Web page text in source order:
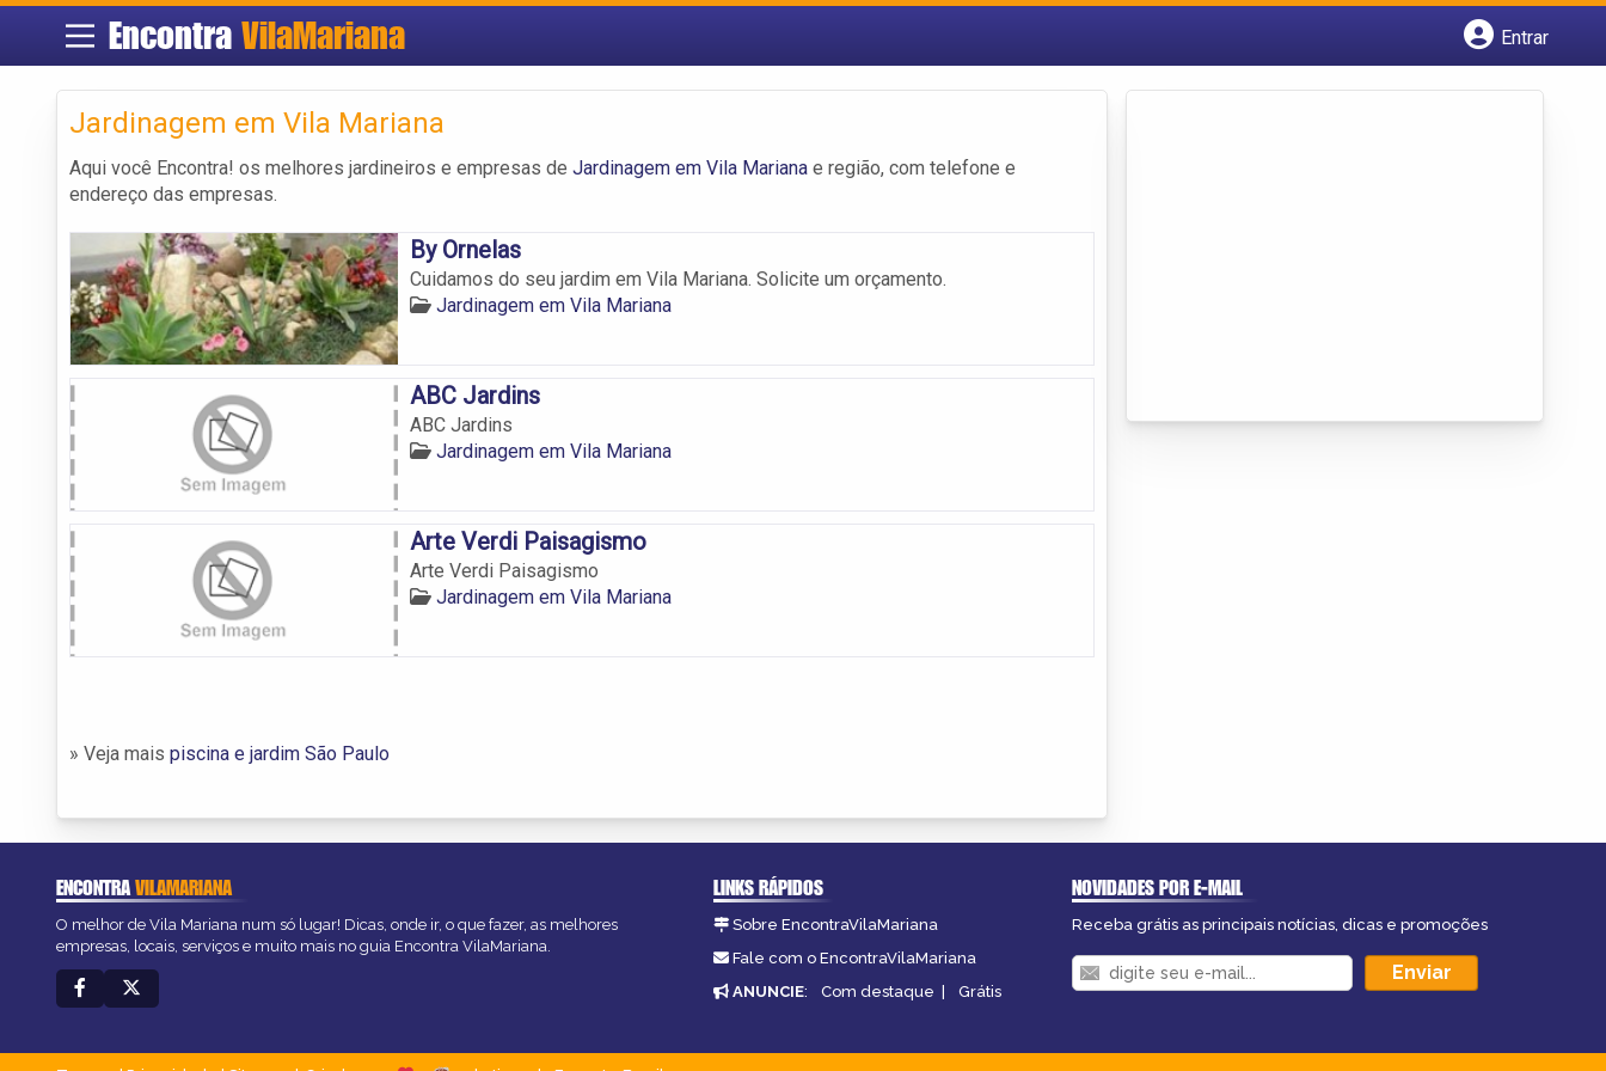
Encontra VilaMariana
Entrar
Jardinagem em Vila Mariana
Aqui você Encontra! os melhores jardineiros e empresas de Jardinagem em Vila Mariana e região, com telefone e
endereço das empresas.
By Ornelas
Cuidamos do seu jardim em Vila Mariana. Solicite um orçamento.
Jardinagem em Vila Mariana
ABC Jardins
ABC Jardins
Jardinagem em Vila Mariana
Arte Verdi Paisagismo
Arte Verdi Paisagismo
Jardinagem em Vila Mariana
» Veja mais piscina e jardim São Paulo
ENCONTRAVILAMARIANA
O melhor de Vila Mariana num só lugar! Dicas, onde ir, o que fazer, as melhores
empresas, locais, serviços e muito mais no guia Encontra VilaMariana.
LINKS RÁPIDOS
Sobre EncontraVilaMariana
Fale com o EncontraVilaMariana
ANUNCIE: Com destaque | Grátis
NOVIDADES POR E-MAIL
Receba grátis as principais notícias, dicas e promoções